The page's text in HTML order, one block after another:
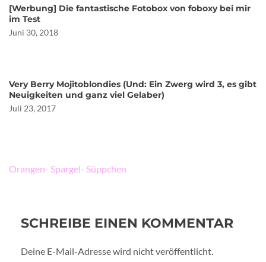
[Werbung] Die fantastische Fotobox von foboxy bei mir
im Test
Juni 30, 2018
Very Berry Mojitoblondies (Und: Ein Zwerg wird 3, es gibt
Neuigkeiten und ganz viel Gelaber)
Juli 23, 2017
Beitragsnavigation
Orangen- Spargel- Süppchen
SCHREIBE EINEN KOMMENTAR
Deine E-Mail-Adresse wird nicht veröffentlicht.